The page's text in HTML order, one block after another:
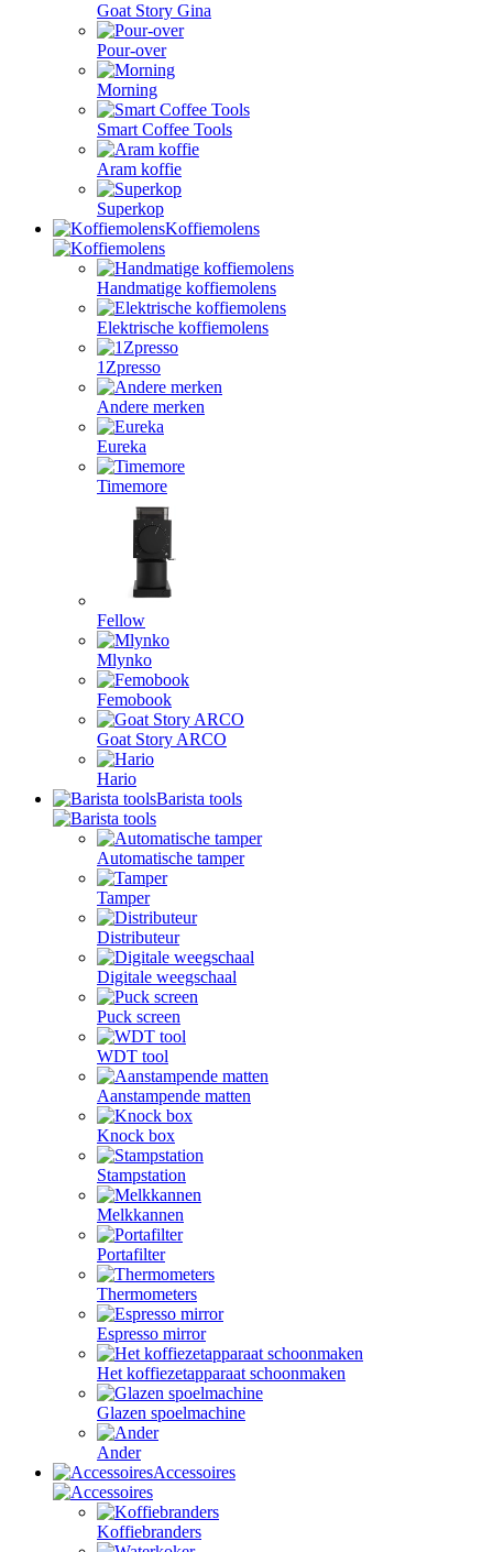
Goat Story Gina
Pour-over
Morning
Smart Coffee Tools
Aram koffie
Superkop
Koffiemolens
Handmatige koffiemolens
Elektrische koffiemolens
1Zpresso
Andere merken
Eureka
Timemore
Fellow
Mlynko
Femobook
Goat Story ARCO
Hario
Barista tools
Automatische tamper
Tamper
Distributeur
Digitale weegschaal
Puck screen
WDT tool
Aanstampende matten
Knock box
Stampstation
Melkkannen
Portafilter
Thermometers
Espresso mirror
Het koffiezetapparaat schoonmaken
Glazen spoelmachine
Ander
Accessoires
Koffiebranders